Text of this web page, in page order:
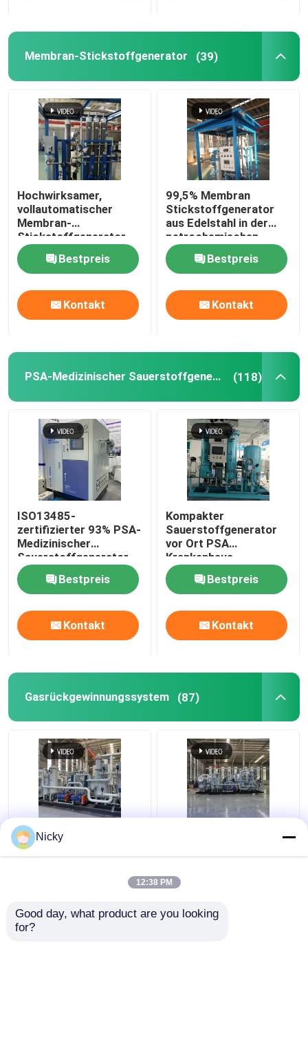
Membran-Stickstoffgenerator (39)
Hochwirksamer,
vollautomatischer
Membran-
Stickstoffgenerator
für die Petrochemie
Bestpreis
Kontakt
99,5% Membran
Stickstoffgenerator
aus Edelstahl in der
petrochemischen
Industrie
Bestpreis
Kontakt
PSA-Medizinischer Sauerstoffgenerator (118)
ISO13485-
zertifizierter 93% PSA-
Medizinischer
Sauerstoffgenerator
mit Füllstation
Bestpreis
Kontakt
Kompakter
Sauerstoffgenerator
vor Ort PSA
Krankenhaus
Sauerstoffgenerator
Ölfrei
Bestpreis
Kontakt
Gasrückgewinnungssystem (87)
Niederdruck-
Explosionssicherheitsgasrückgewinnungssystem
hoher Reinheit Einfache
Installation
Nicky
12:38 PM
Good day, what product are you looking
for?